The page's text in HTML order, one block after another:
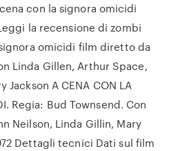
con la signora omicidi
la recensione di zombi
omicidi film diretto da
Linda Gillen, Arthur Space,
Jackson A CENA CON LA
Regia: Bud Townsend. Con
Neilson, Linda Gillin, Mary
Dettagli tecnici Dati sul film